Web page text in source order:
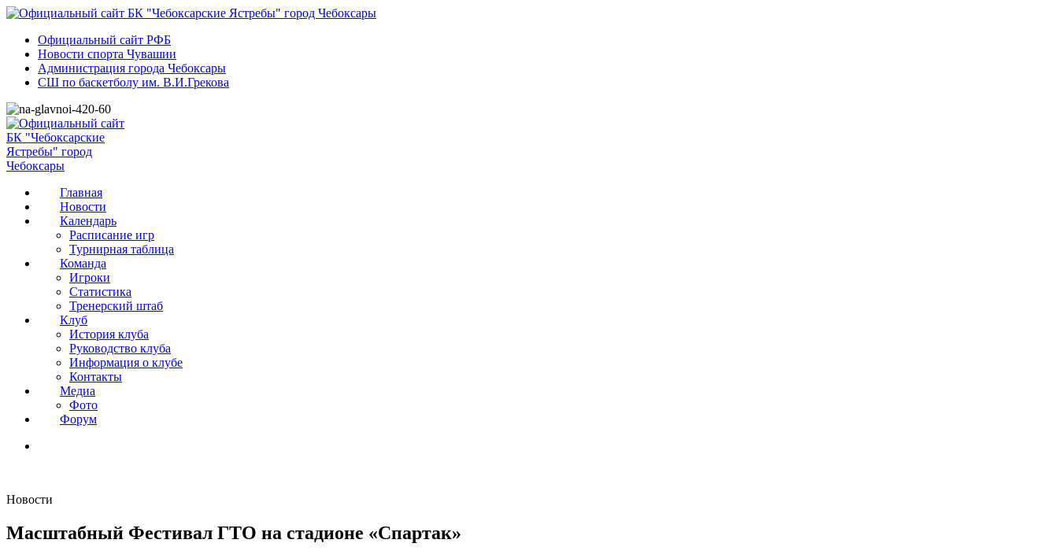
Официальный сайт РФБ
Новости спорта Чувашии
Администрация города Чебоксары
СШ по баскетболу им. В.И.Грекова
Главная
Новости
Календарь
Расписание игр
Турнирная таблица
Команда
Игроки
Статистика
Тренерский штаб
Клуб
История клуба
Руководство клуба
Информация о клубе
Контакты
Медиа
Фото
Форум
Новости
Масштабный Фестивал ГТО на стадионе «Спартак»